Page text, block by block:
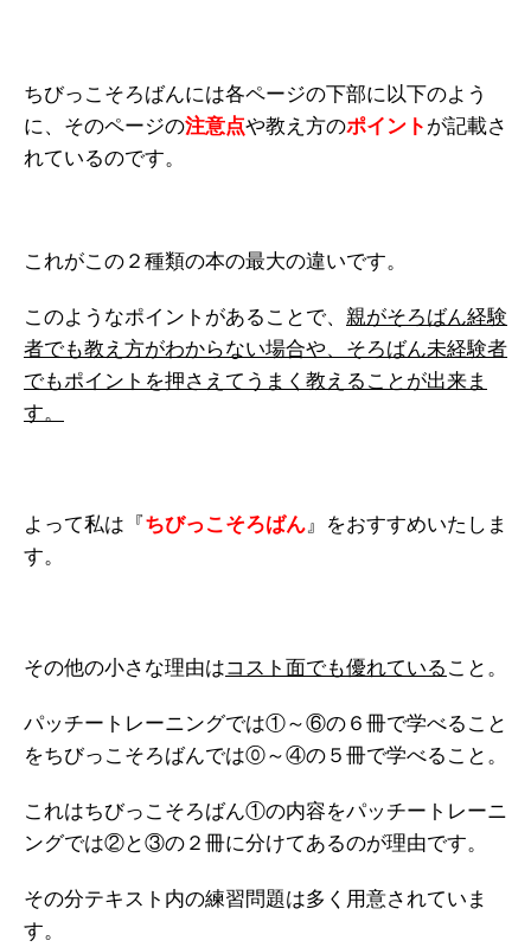
ちびっこそろばんには各ページの下部に以下のよう
に、そのページの注意点や教え方のポイント が記載さ
れているのです。
これがこの２種類の本の最大の違いです。
このようなポイントがあることで、 親がそろばん経験
者でも教え方がわからない場合や、そろばん未経験者
でもポイントを押さえてうまく教えることが出来ま
す。
よって私は『ちびっこそろばん』をおすすめいたしま
す。
その他の小さな理由はコスト面でも優れている こと。
パッチートレーニングでは①～⑥の６冊で学べること
をちびっこそろばんでは⓪～④の５冊で学べること。
これはちびっこそろばん①の内容をパッチートレーニ
ングでは②と③の２冊に分けてあるのが理由です。
その分テキスト内の練習問題は多く用意されていま
す。